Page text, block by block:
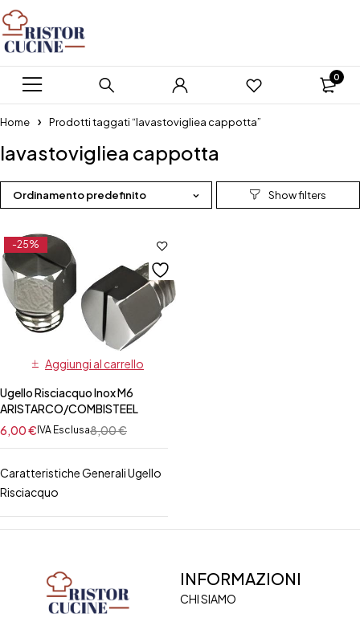
0
Home Prodotti taggati “lavastovigliea cappotta”
lavastovigliea cappotta
Ordinamento predefinito
-25%
Aggiungi al carrello
Ugello Risciacquo Inox M6
ARISTARCO/COMBISTEEL
8,00€
6,00€IVA Esclusa
Caratteristiche Generali Ugello
Risciacquo
INFORMAZIONI
CHI SIAMO